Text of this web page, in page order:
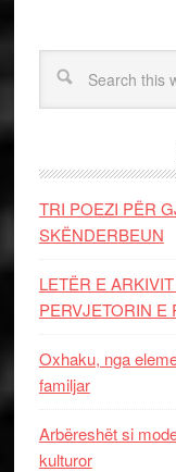
TRI POEZI PËR
SKËNDERBEUN
LETËR E
PERVJETORIN E
Oxhaku, nga
familjar
Arbëreshët si
kulturor